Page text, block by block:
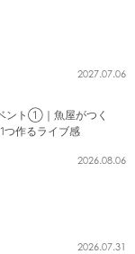
2027.07.06
ント①｜魚屋がつく
つ作るライブ感
2026.08.06
2026.07.31